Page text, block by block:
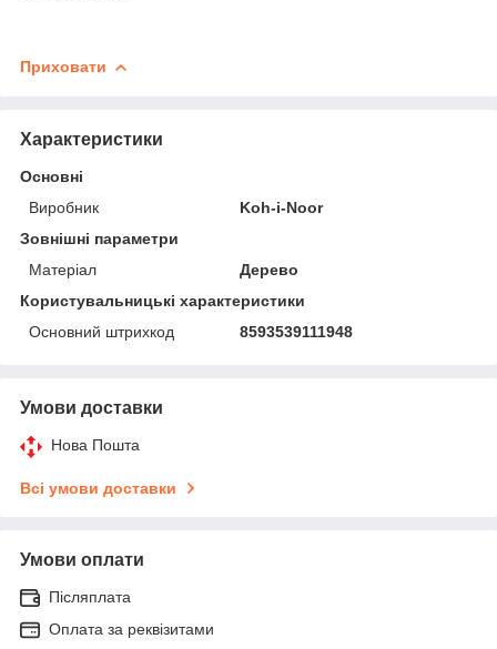
Приховати
Характеристики
Основні
Виробник
Koh-i-Noor
Зовнішні параметри
Матеріал
Дерево
Користувальницькі характеристики
Основний штрихкод
8593539111948
Умови доставки
Нова Пошта
Всі умови доставки
Умови оплати
Післяплата
Оплата за реквізитами